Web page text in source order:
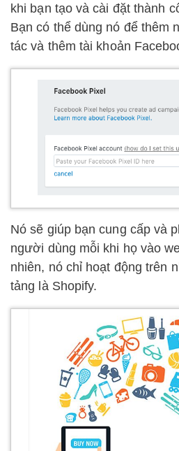
khi bạn tạo và cài đặt thành
Bạn có thể dùng nó để thêm
tác và thêm tài khoản
Nó sẽ giúp bạn cung cấp và
người dùng mỗi khi họ vào
nhiên, nó chỉ hoạt động trên
tảng là Shopify.